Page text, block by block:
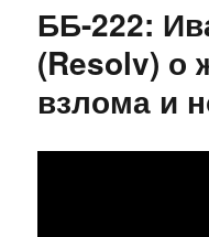
ББ-222:
(Resolv) о
взлома и